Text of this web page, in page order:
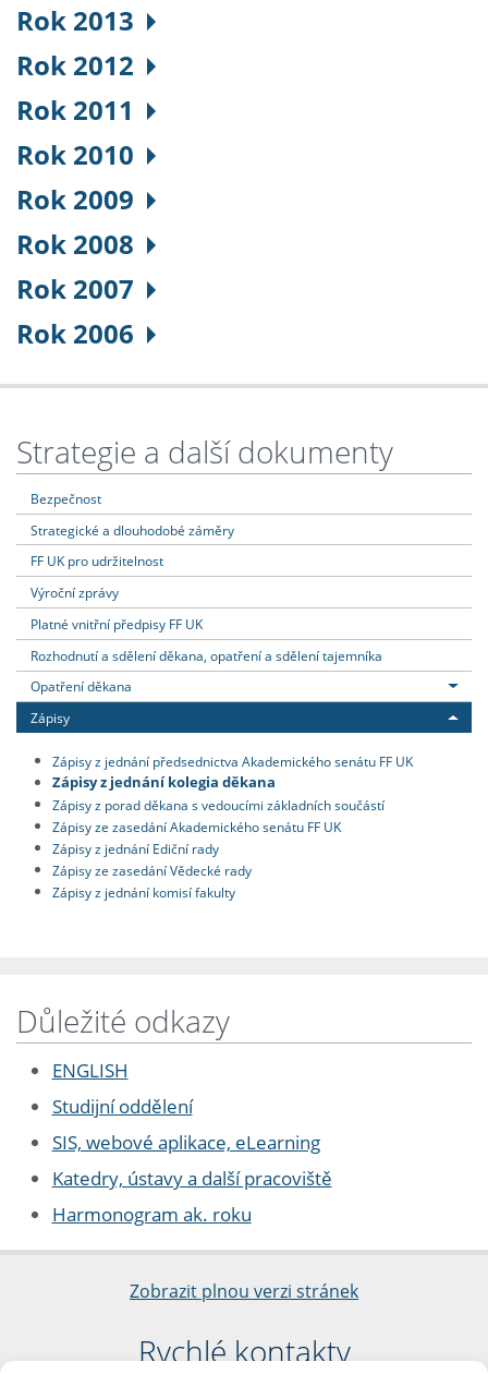
Rok 2013
Rok 2012
Rok 2011
Rok 2010
Rok 2009
Rok 2008
Rok 2007
Rok 2006
Strategie a další dokumenty
Bezpečnost
Strategické a dlouhodobé záměry
FF UK pro udržitelnost
Výroční zprávy
Platné vnitřní předpisy FF UK
Rozhodnutí a sdělení děkana, opatření a sdělení tajemníka
Opatření děkana
Zápisy
Zápisy z jednání předsednictva Akademického senátu FF UK
Zápisy z jednání kolegia děkana
Zápisy z porad děkana s vedoucími základních součástí
Zápisy ze zasedání Akademického senátu FF UK
Zápisy z jednání Ediční rady
Zápisy ze zasedání Vědecké rady
Zápisy z jednání komisí fakulty
Důležité odkazy
ENGLISH
Studijní oddělení
SIS, webové aplikace, eLearning
Katedry, ústavy a další pracoviště
Harmonogram ak. roku
Zobrazit plnou verzi stránek
Rychlé kontakty